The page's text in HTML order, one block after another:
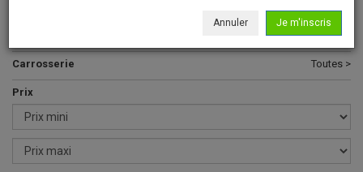
Tous >
Carrosserie Toutes >
Prix
Annuler Je m'inscris